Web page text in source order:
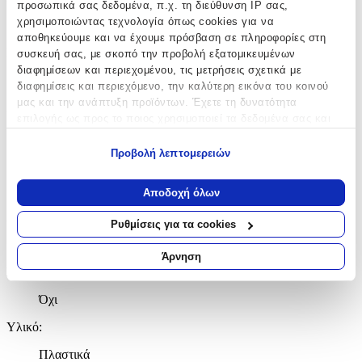
προσωπικά σας δεδομένα, π.χ. τη διεύθυνση IP σας,
χρησιμοποιώντας τεχνολογία όπως cookies για να
αποθηκεύουμε και να έχουμε πρόσβαση σε πληροφορίες στη
συσκευή σας, με σκοπό την προβολή εξατομικευμένων
διαφημίσεων και περιεχομένου, τις μετρήσεις σχετικά με
διαφημίσεις και περιεχόμενο, την καλύτερη εικόνα του κοινού
μας και την ανάπτυξη προϊόντων. Έχετε τη δυνατότητα
Να συλλέξουμε πληροφορίες σχετικά με τη γεωγραφική
σας τοποθεσία, οι οποίες μπορεί να είναι ακριβείς σε
απόσταση μερικών μέτρων
Να αναγνωρίσουμε τη συσκευή σας σαρώνοντας ενεργά
για συγκεκριμένα χαρακτηριστικά (δακτυλικό αποτύπωμα)
Μάθετε περισσότερα σχετικά με τον τρόπο επεξεργασίας των
προσωπικών σας δεδομένων και καθορίστε τις προτιμήσεις σας
στηνενότητα “Λεπτομέρειες”
Δήλωση Cookies.
Προβολή λεπτομερειών
Αποδοχή όλων
Ρυθμίσεις για τα cookies
Άρνηση
Sluban
Ηλικία:
6+ Ετών
Bristles:
Αρίθμησης
Όχι
Κύβοι:
Όχι
Υλικό:
Πλαστικά